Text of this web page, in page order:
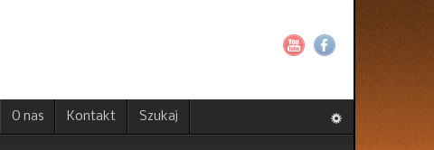
O nas Kontakt Szukaj